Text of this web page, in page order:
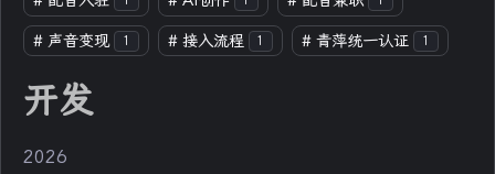
# 声音变现 1 # 接入流程 1 # 青萍统一认证 1
开发
2026